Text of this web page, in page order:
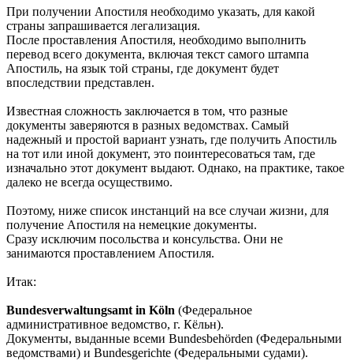
При получении Апостиля необходимо указать, для какой
страны запрашивается легализация.
После проставления Апостиля, необходимо выполнить
перевод всего документа, включая текст самого штампа
Апостиль, на язык той страны, где документ будет
впоследствии представлен.
Известная сложность заключается в том, что разные
документы заверяются в разных ведомствах. Самый
надежный и простой вариант узнать, где получить Апостиль
на тот или иной документ, это поинтересоваться там, где
изначально этот документ выдают. Однако, на практике, такое
далеко не всегда осуществимо.
Поэтому, ниже список инстанций на все случаи жизни, для
получение Апостиля на немецкие документы.
Сразу исключим посольства и консульства. Они не
занимаются проставлением Апостиля.
Итак:
Bundesverwaltungsamt in Köln (Федеральное
административное ведомство, г. Кёльн).
Документы, выданные всеми Bundesbehörden (Федеральными
ведомствами) и Bundesgerichte (Федеральными судами).